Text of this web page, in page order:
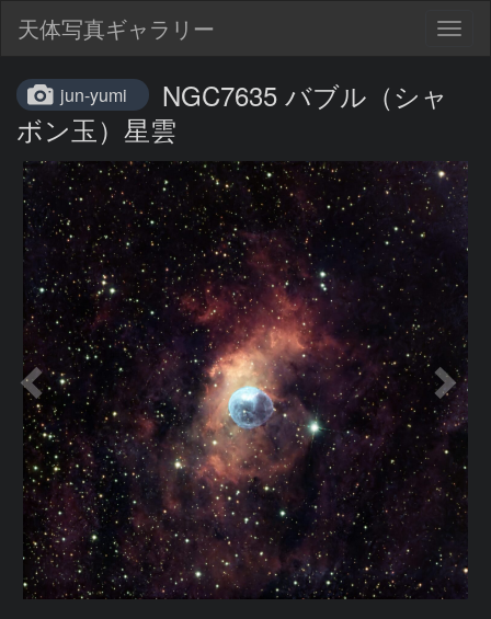
天体写真ギャラリー
jun-yumi
NGC7635 バブル（シャ
ボン玉）星雲